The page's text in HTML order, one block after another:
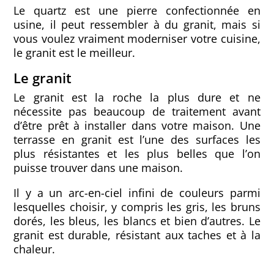
Le quartz est une pierre confectionnée en
usine, il peut ressembler à du granit, mais si
vous voulez vraiment moderniser votre cuisine,
le granit est le meilleur.
Le granit
Le granit est la roche la plus dure et ne
nécessite pas beaucoup de traitement avant
d’être prêt à installer dans votre maison. Une
terrasse en granit est l’une des surfaces les
plus résistantes et les plus belles que l’on
puisse trouver dans une maison.
Il y a un arc-en-ciel infini de couleurs parmi
lesquelles choisir, y compris les gris, les bruns
dorés, les bleus, les blancs et bien d’autres. Le
granit est durable, résistant aux taches et à la
chaleur.